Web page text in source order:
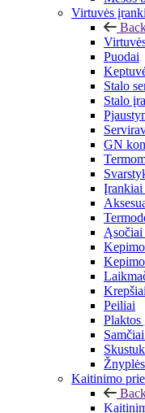
Virtuvės
Puodai
Stalo
Stalo
GN
Peiliai
Plaktos
Žnyplės
Kaitinimo